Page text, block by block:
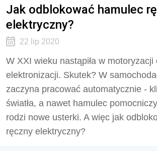
Jak odblokować hamulec
elektryczny?
22 lip 2020
W XXI wieku nastąpiła w motoryzacji
elektronizacji. Skutek? W
zaczyna pracować automatycznie -
światła, a nawet hamulec
rodzi nowe usterki. A więc jak
ręczny elektryczny?